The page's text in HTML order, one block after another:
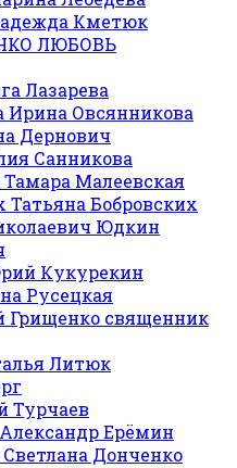
Кметюк
ЛЮБОВЬ
Лазарева
Ирина Овсянникова
Дернович
Санникова
Тамара Малеевская
Татьяна Бобровских
Юдкин
Кукурекин
Русецкая
священник
Литюк
Турчаев
Александр Ерёмин
Светлана Донченко